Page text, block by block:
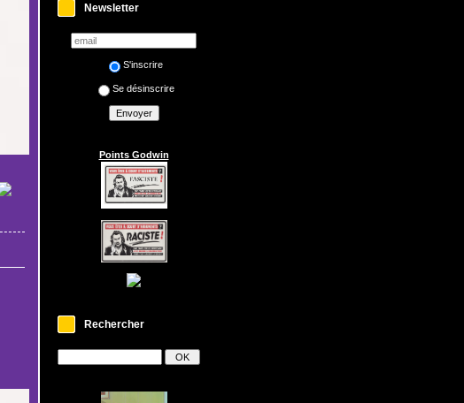
Newsletter
S'inscrire
Se désinscrire
Points Godwin
Rechercher